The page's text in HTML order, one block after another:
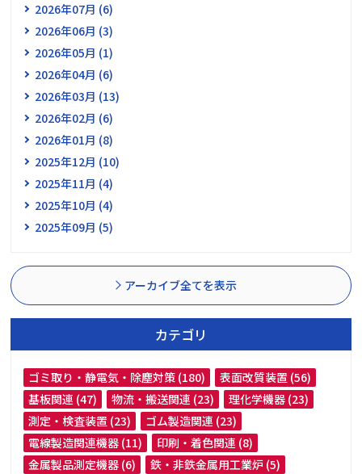
2026年07月 (6)
2026年06月 (3)
2026年05月 (1)
2026年04月 (6)
2026年03月 (13)
2026年02月 (6)
2026年01月 (8)
2025年12月 (10)
2025年11月 (4)
2025年10月 (4)
2025年09月 (5)
アーカイブ全てを表示
カテゴリ
ゴミ取り・静電気・除塵対策 (180)
表面改質装置 (56)
基板関連 (47)
物流・搬送関連 (23)
理化学機器 (23)
測定・検査装置 (23)
ゴム製造関連 (23)
電線製造関連機器 (11)
印刷・着色関連 (8)
金属製品測定機器 (6)
鉄・非鉄金属用工業炉 (5)